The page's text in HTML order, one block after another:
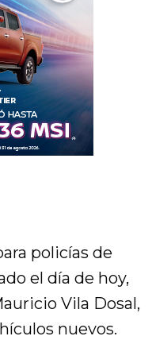
policías de
el día de hoy,
Vila Dosal,
nuevos.